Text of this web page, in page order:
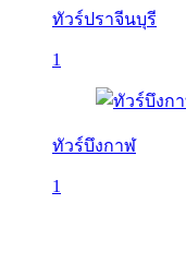
ทัวร์ปราจีนบุรี
1
ทัวร์บึงกาฬ
1